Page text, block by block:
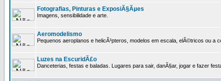
Fotografias, Pinturas e ExposiÃ§Ãµes
Imagens, sensibilidade e arte.
Aeromodelismo
Pequenos aeroplanos e helicÃ³pteros, modelos em escala, elÃ©tricos ou a
Luzes na EscuridÃ£o
Danceterias, festas e baladas. Lugares para sair, danÃ§ar, jogar e fazer